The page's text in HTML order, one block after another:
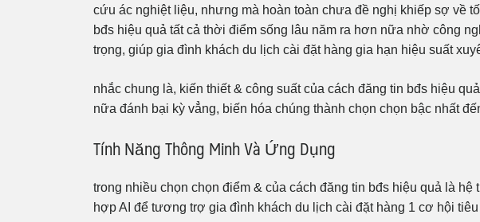
cứu ác nghiệt liệu, nhưng mà hoàn toàn chưa đề nghị khiếp sợ về
bđs hiệu quả tất cả thời điểm sống lâu năm ra hơn nữa nhờ công
trọng, giúp gia đình khách du lịch cài đặt hàng gia hạn hiệu suất
nhắc chung là, kiến thiết & công suất của cách đăng tin bđs hiệu
nữa đánh bại kỳ vẳng, biến hóa chúng thành chọn chọn bậc nhất
Tính Năng Thông Minh Và Ứng Dụng
trong nhiều chọn chọn điểm & của cách đăng tin bđs hiệu quả là
hợp AI để tương trợ gia đình khách du lịch cài đặt hàng 1 cơ hội